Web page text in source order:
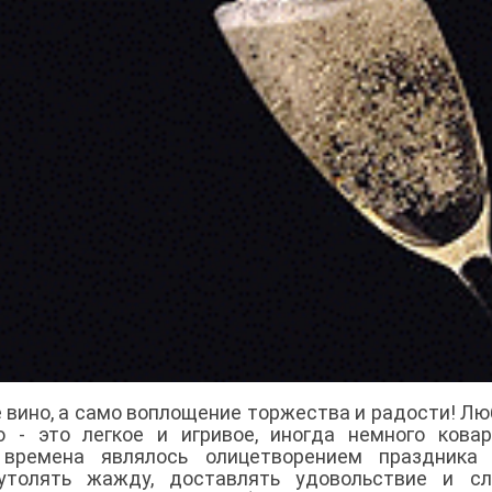
а само воплощение торжества и радости!
- это легкое и игривое, иногда немного
являлось олицетворением праздника
жажду, доставлять удовольствие и